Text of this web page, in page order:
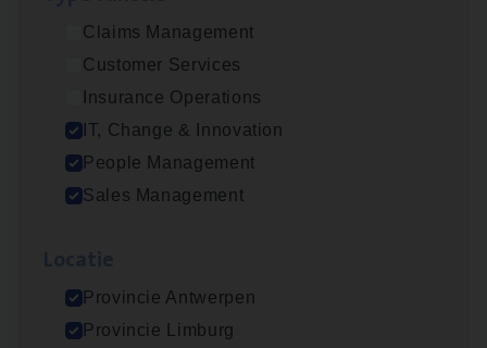
Claims Management
Customer Services
Insurance Operations
IT, Change & Innovation
People Management
Sales Management
Provincie Antwerpen
Provincie Limburg
(Agi­le)ITPro­ject Manager
IT, Change & Innovation
Antwerpen
Busi­ness Mana­ger Mari­ne Cargo